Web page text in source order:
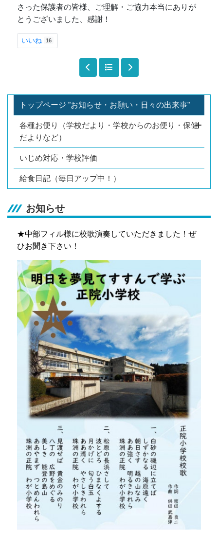
トップページ ”お知らせ・お願い・日々の出来事”
各種お便り（学校だより・学校からのお便り・保健
だよりなど）
いじめ対応・学校評価
給食日記（毎日アップ中！）
お知らせ
★中部フィル様に校歌演奏していただきました！ぜ
ひお聞き下さい！
さった保護者の皆様、ご理解・ご協力本当にありが
とうございました、感謝！
いいね 16